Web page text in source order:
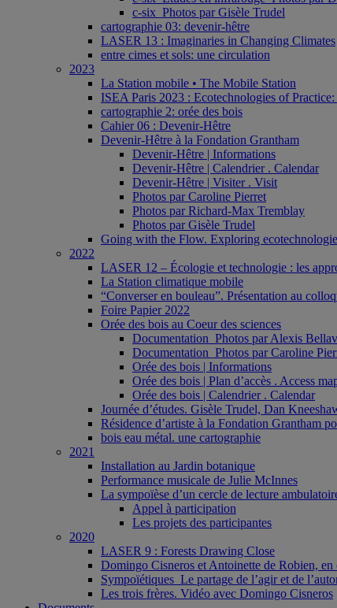
c-six_Photos par Gisèle Trudel
cartographie 03: devenir-hêtre
LASER 13 : Imaginaries in Changing Climates
entre cimes et sols: une circulation
2023
La Station mobile • The Mobile Station
ISEA Paris 2023 : Ecotechnologies of
cartographie 2: orée des bois
Cahier 06 : Devenir-Hêtre
Devenir-Hêtre à la Fondation Grantham
Devenir-Hêtre | Informations
Devenir-Hêtre | Calendrier . Calendar
Devenir-Hêtre | Visiter . Visit
Photos par Caroline Pierret
Photos par Richard-Max Tremblay
Photos par Gisèle Trudel
Going with the Flow. Exploring
2022
LASER 12 – Écologie et technologie : les
La Station climatique mobile
“Converser en bouleau”. Présentation au
Foire Papier 2022
Orée des bois au Coeur des sciences
Documentation_Photos par Alexis
Documentation_Photos par Caroline
Orée des bois | Informations
Orée des bois | Plan d’accès . Access
Orée des bois | Calendrier . Calendar
Journée d’études. Gisèle Trudel, Dan
Résidence d’artiste à la Fondation Grantham
bois eau métal. une cartographie
2021
Installation au Jardin botanique
Performance musicale de Julie McInnes
La sympoïèse d’un cercle de lecture
Appel à participation
Les projets des participantes
2020
LASER 9 : Forests Drawing Close
Domingo Cisneros et Antoinette de Robien,
Sympoïétiques_Le partage de l’agir et de
Les trois frères. Vidéo avec Domingo Cisneros